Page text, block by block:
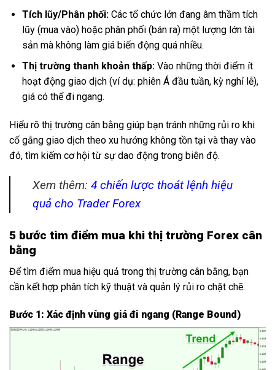
Tích lũy/Phân phối:Các tổ chức lớn đang âm thầm tích
lũy (mua vào) hoặc phân phối (bán ra) một lượng lớn tài
sản mà không làm giá biến động quá nhiều.
Thị trường thanh khoản thấp:Vào những thời điểm ít
hoạt động giao dịch (ví dụ: phiên Á đầu tuần, kỳ nghỉ lễ),
giá có thể đi ngang.
Hiểu rõ thị trường cân bằng giúp bạn tránh những rủi ro khi
cố gắng giao dịch theo xu hướng không tồn tại và thay vào
đó, tìm kiếm cơ hội từ sự dao động trong biên độ.
Xem thêm: 4 chiến lược thoát lệnh hiệu
quả cho Trader Forex
5 bước tìm điểm mua khi thị trường Forex cân
bằng
Để tìm điểm mua hiệu quả trong thị trường cân bằng, bạn
cần kết hợp phân tích kỹ thuật và quản lý rủi ro chặt chẽ.
Bước 1: Xác định vùng giá đi ngang (Range Bound)